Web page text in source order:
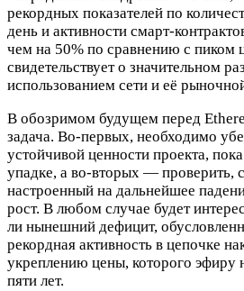
рекордных показателей по
день и активности смарт-
чем на 50% по сравнению с пиком
свидетельствует о значительном
использованием сети и её
В обозримом будущем перед
задача. Во-первых, необходимо
устойчивой ценности проекта,
упадке, а во-вторых — проверить,
настроенный на дальнейшее
рост. В любом случае будет
ли нынешний дефицит,
рекордная активность в цепочке
укреплению цены, которого эфиру
пяти лет.